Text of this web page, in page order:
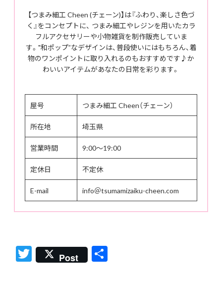
【つまみ細工 Cheen (チェーン)】は『ふわり、楽しさ色づ
く』をコンセプトに、 つまみ細工やレジンを用いたカラ
フルアクセサリーや小物雑貨を制作販売していま
す。"和ポップ”なデザインは、普段使いにはもちろん、着
物のワンポイントに取り入れるのもおすすめです♪か
わいいアイテムがあなたの日常を彩ります。
屋号 つまみ細工 Cheen（チェーン）
所在地 埼玉県
営業時間 9:00〜19:00
定休日 不定休
E-mail info＠tsumamizaiku-cheen.com
T
w
Post